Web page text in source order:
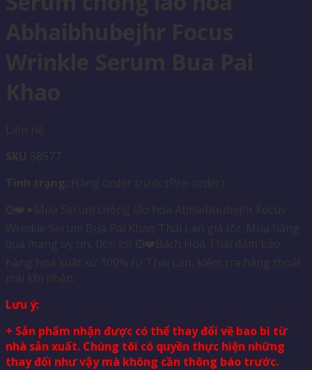
Lưu ý:
+ Sản phẩm nhận được có thể thay đổi về bao bì từ
nhà sản xuất. Chúng tôi có quyền thực hiện những
thay đổi như vậy mà không cần thông báo trước.